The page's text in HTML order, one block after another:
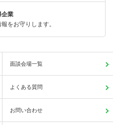
企業
をお守りします。
面談会場一覧
よくある質問
お問い合わせ